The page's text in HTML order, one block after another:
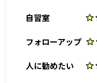
自習室
フォローアップ
人に勧めたい